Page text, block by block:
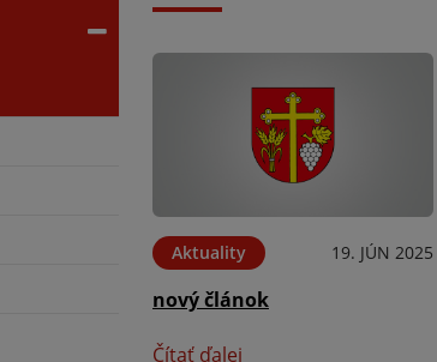
Aktuality 19. JÚN 2025
nový článok
Čítať ďalej